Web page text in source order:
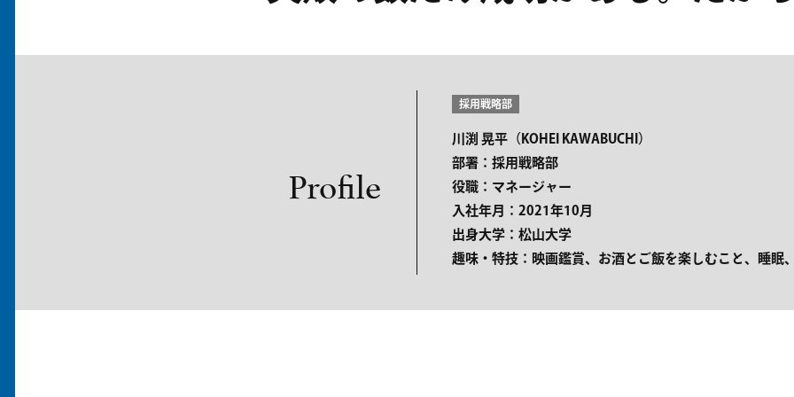
Profile
採用戦略部
川渕 晃平（KOHEI KAWABUCHI）
部署：採用戦略部
役職：マネージャー
入社年月：2021年10月
出身大学：松山大学
趣味・特技：映画鑑賞、お酒とご飯を楽しむこと、睡眠